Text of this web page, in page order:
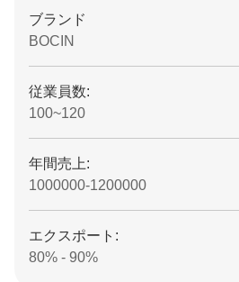
ブランド
BOCIN
従業員数:
100~120
年間売上:
1000000-1200000
エクスポート:
80% - 90%